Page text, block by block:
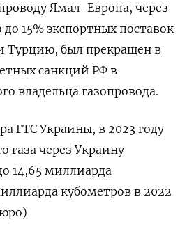
Ямал-Европа, через
15% экспортных поставок
Турцию, был прекращен в
санкций РФ в
владельца газопровода.
ГТС Украины, в 2023 году
газа через Украину
14,65 миллиарда
кубометров в 2022